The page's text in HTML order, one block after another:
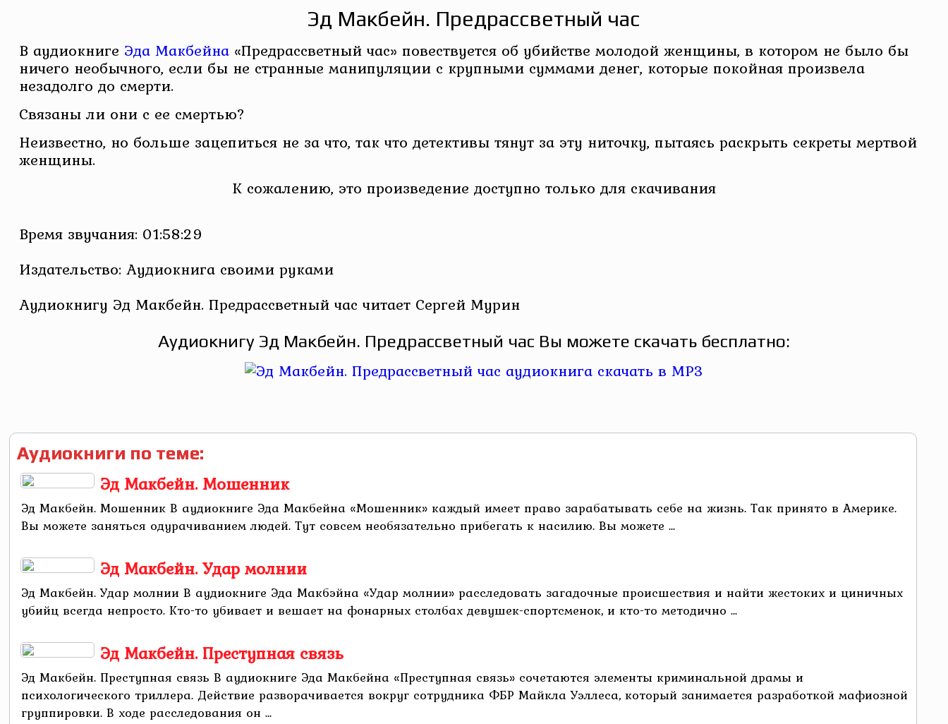
Эд Макбейн. Предрассветный час
В аудиокниге Эда Макбейна«Предрассветный час» повествуется об убийстве молодой женщины, в котором не было бы
ничего необычного, если бы не странные манипуляции с крупными суммами денег, которые покойная произвела
незадолго до смерти.
Связаны ли они с ее смертью?
Неизвестно, но больше зацепиться не за что, так что детективы тянут за эту ниточку, пытаясь раскрыть секреты мертвой
женщины.
К сожалению, это произведение доступно только для скачивания
Время звучания: 01:58:29
Издательство: Аудиокнига своими руками
Аудиокнигу Эд Макбейн. Предрассветный час читает Сергей Мурин
Аудиокнигу Эд Макбейн. Предрассветный час Вы можете скачать бесплатно:
Аудиокниги по теме:
Эд Макбейн. Мошенник
Эд Макбейн. Мошенник В аудиокниге Эда Макбейна «Мошенник» каждый имеет право зарабатывать себе на жизнь. Так принято в Америке.
Вы можете заняться одурачиванием людей. Тут совсем необязательно прибегать к насилию. Вы можете ...
Эд Макбейн. Удар молнии
Эд Макбейн. Удар молнии В аудиокниге Эда Макбэйна «Удар молнии» расследовать загадочные происшествия и найти жестоких и циничных
убийц всегда непросто. Кто-то убивает и вешает на фонарных столбах девушек-спортсменок, и кто-то методично ...
Эд Макбейн. Преступная связь
Эд Макбейн. Преступная связь В аудиокниге Эда Макбейна «Преступная связь» сочетаются элементы криминальной драмы и
психологического триллера. Действие разворачивается вокруг сотрудника ФБР Майкла Уэллеса, который занимается разработкой мафиозной
группировки. В ходе расследования он ...